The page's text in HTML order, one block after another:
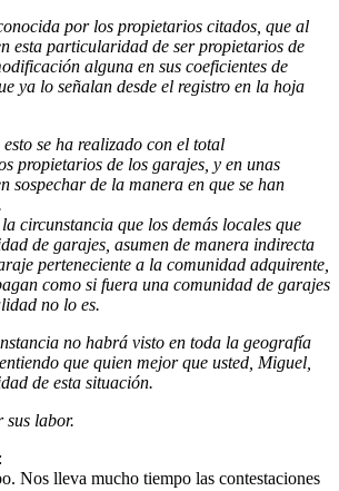
por los propietarios citados, que al
esta particularidad de ser propietarios de
alguna en sus coeficientes de
ya lo señalan desde el registro en la hoja
se ha realizado con el total
propietarios de los garajes, y en unas
sospechar de la manera en que se han
circunstancia que los demás locales que
de garajes, asumen de manera indirecta
perteneciente a la comunidad adquirente,
como si fuera una comunidad de garajes
no lo es.
no habrá visto en toda la geografía
que quien mejor que usted, Miguel,
de esta situación.
sus labor.
Nos lleva mucho tiempo las contestaciones